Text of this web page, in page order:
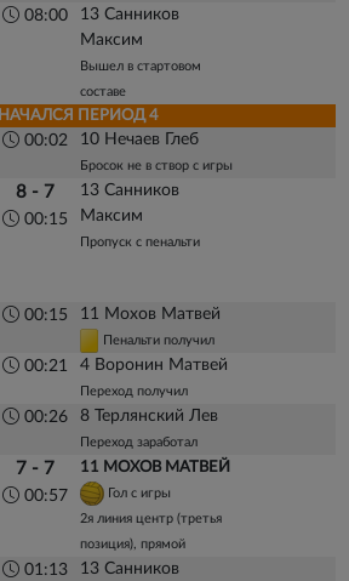
08:00
13 Санников
Максим
Вышел в стартовом
составе
НАЧАЛСЯ ПЕРИОД 4
00:02 10 Нечаев Глеб
Бросок не в створ с игры
8 - 7
00:15
13 Санников
Максим
Пропуск с пенальти
00:15 11 Мохов Матвей
Пенальти получил
00:21 4 Воронин Матвей
Переход получил
00:26 8 Терлянский Лев
Переход заработал
7 - 7
00:57
11 МОХОВ МАТВЕЙ
Гол с игры
2я линия центр (третья
позиция), прямой
01:13
13 Санников